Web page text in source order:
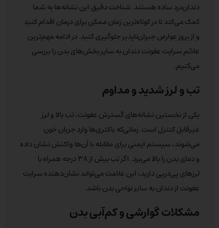
دندان‌درد ساده هستند. شناخت دقیق این نشانه‌ها به شما
کمک می‌کند تا در کوتاه‌ترین زمان ممکن برای درمان اقدام کنید
و از بروز عوارض جبران‌ناپذیر جلوگیری کنید. در ادامه مهم‌ترین
علائم سرایت عفونت دندان به سایر بخش‌های بدن را بررسی
می‌کنیم.
تب و لرز شدید و مداوم
یکی از نخستین نشانه‌های گسترش عفونت، تب بالا و لرز
غیرقابل کنترل است. زمانی‌که باکتری‌ها وارد جریان خون
می‌شوند، سیستم ایمنی برای مقابله با آن‌ها واکنش نشان داده
و دمای بدن را بالا می‌برد. اگر تب بیش از ۳۸ درجه همراه با
لرزهای پی‌درپی دارید، این علامت می‌تواند نشان‌دهنده سرایت
عفونت از دندان به سایر نواحی بدن باشد.
مشکلات گوارشی و کم‌آبی بدن